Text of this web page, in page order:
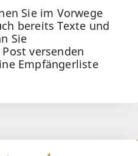
Sie im Vorwege
bereits Texte und
Sie
versenden
Empfängerliste